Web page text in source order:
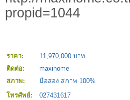
propid=1044
ราคา: 11,970,000 บาท
ติดต่อ:
maxihome
สภาพ:
มือสอง สภาพ 100%
โทรศัพย์:
027431617